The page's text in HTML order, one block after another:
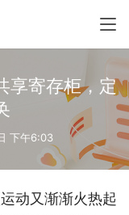
享寄存柜，定
下午6:03
动又渐渐火热起